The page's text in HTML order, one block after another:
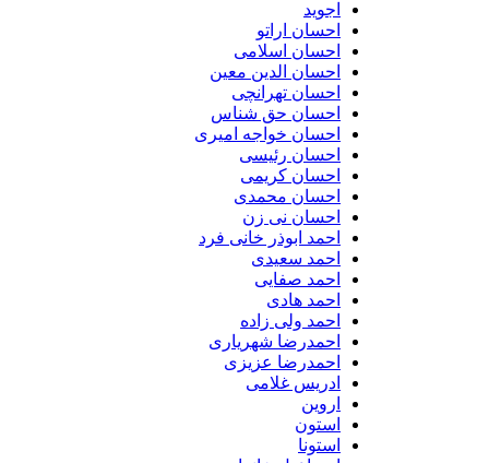
احسان اراتو
احسان اسلامی
احسان الدین معین
احسان تهرانچی
احسان حق شناس
احسان خواجه امیری
احسان رئیسی
احسان کریمی
احسان محمدی
احسان نی زن
احمد ابوذر خانی فرد
احمد سعیدی
احمد صفایی
احمد هادی
احمد ولی زاده
احمدرضا شهریاری
احمدرضا عزیزی
ادریس غلامی